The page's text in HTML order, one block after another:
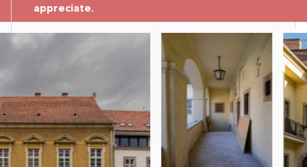
appreciate.